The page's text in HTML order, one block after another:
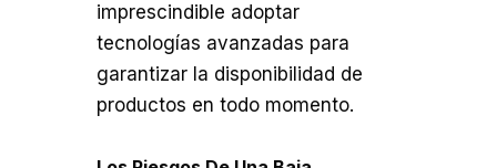
imprescindible adoptar
tecnologías avanzadas para
garantizar la disponibilidad de
productos en todo momento.